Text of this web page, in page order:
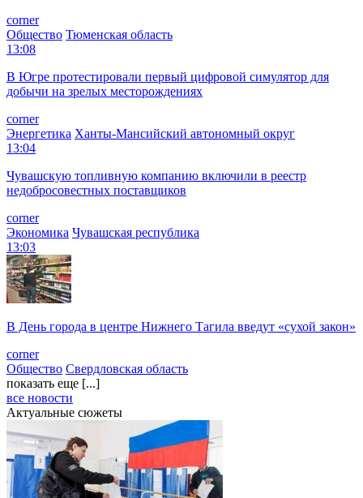
corner
Общество Тюменская область
13:08
В Югре протестировали первый цифровой симулятор для
добычи на зрелых месторождениях
corner
Энергетика Ханты-Мансийский автономный округ
13:04
Чувашскую топливную компанию включили в реестр
недобросовестных поставщиков
corner
Экономика Чувашская республика
13:03
В День города в центре Нижнего Тагила введут «сухой закон»
corner
Общество Свердловская область
показать еще [...]
все новости
Актуальные сюжеты